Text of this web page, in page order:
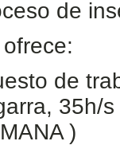
de
de
35h/
)